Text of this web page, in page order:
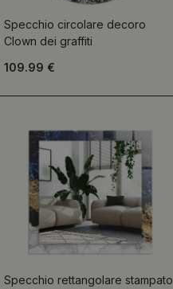
Specchio circolare decoro
Clown dei graffiti
109.99 €
Specchio rettangolare stampato